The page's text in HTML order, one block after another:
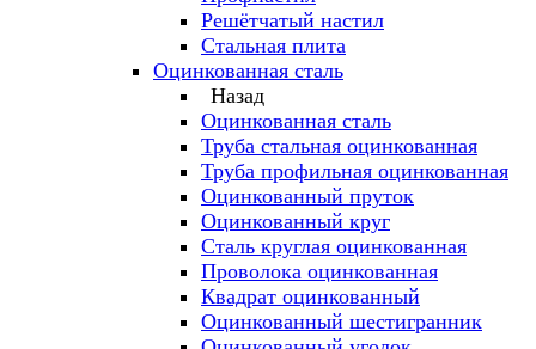
Решётчатый настил
Стальная плита
Оцинкованная сталь
Назад
Оцинкованная сталь
Труба стальная оцинкованная
Труба профильная оцинкованная
Оцинкованный пруток
Оцинкованный круг
Сталь круглая оцинкованная
Проволока оцинкованная
Квадрат оцинкованный
Оцинкованный шестигранник